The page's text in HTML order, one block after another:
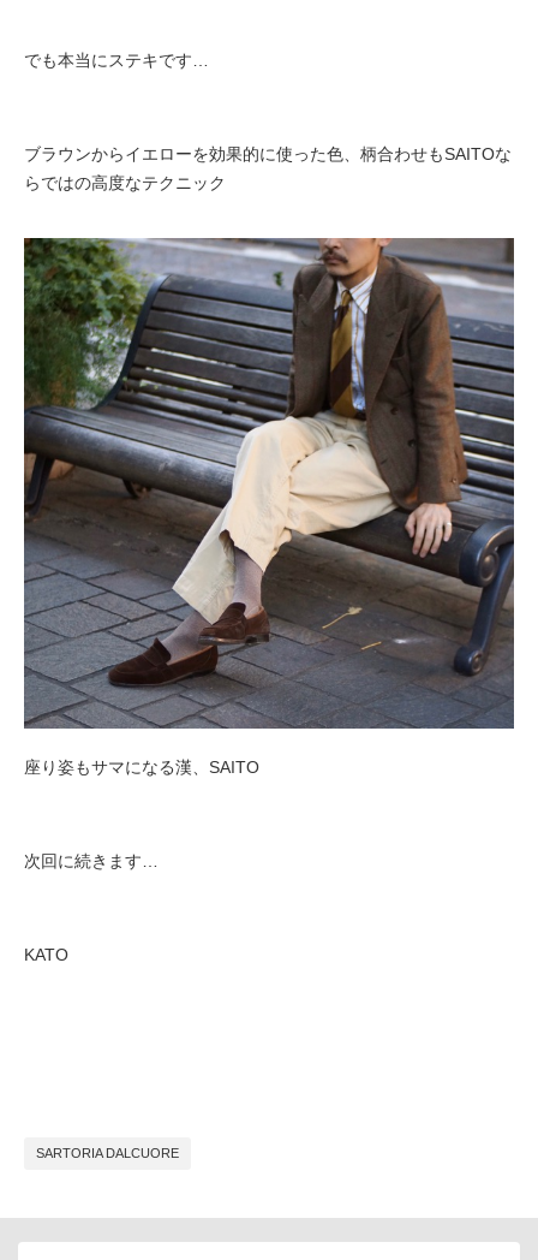
でも本当にステキです…
ブラウンからイエローを効果的に使った色、柄合わせもSAITOな
らではの高度なテクニック
座り姿もサマになる漢、SAITO
次回に続きます…
KATO
SARTORIA DALCUORE